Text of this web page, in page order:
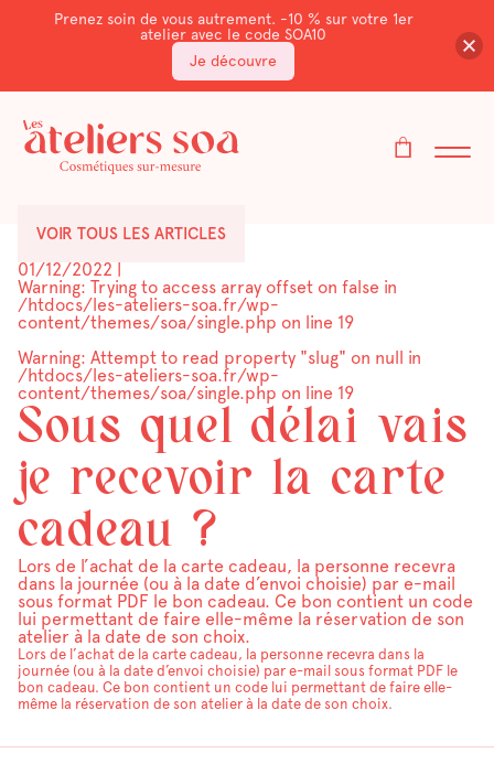
VOIR TOUS LES ARTICLES
01/12/2022 |
Warning: Trying to access array offset on false in
/htdocs/les-ateliers-soa.fr/wp-
content/themes/soa/single.php on line 19
Warning: Attempt to read property "slug" on null in
/htdocs/les-ateliers-soa.fr/wp-
content/themes/soa/single.php on line 19
Sous quel délai vais
je recevoir la carte
cadeau ?
Lors de l’achat de la carte cadeau, la personne recevra
dans la journée (ou à la date d’envoi choisie) par e-mail
sous format PDF le bon cadeau. Ce bon contient un code
lui permettant de faire elle-même la réservation de son
atelier à la date de son choix.
Lors de l’achat de la carte cadeau, la personne recevra dans la
journée (ou à la date d’envoi choisie) par e-mail sous format PDF le
bon cadeau. Ce bon contient un code lui permettant de faire elle-
même la réservation de son atelier à la date de son choix.
Prenez soin de vous autrement. -10 % sur votre 1er
atelier avec le code SOA10
Je découvre